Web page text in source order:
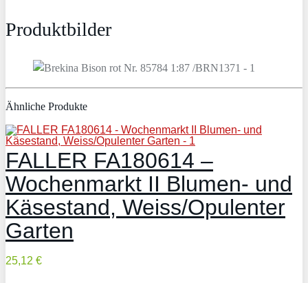
Produktbilder
Ähnliche Produkte
FALLER FA180614 –
Wochenmarkt II Blumen- und
Käsestand, Weiss/Opulenter
Garten
25,12 €